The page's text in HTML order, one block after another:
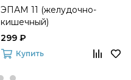
ЭПАМ 11 (желудочно-
кишечный)
299 ₽
Купить